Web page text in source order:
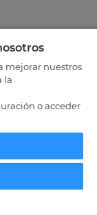
mejorar nuestros
la
o acceder